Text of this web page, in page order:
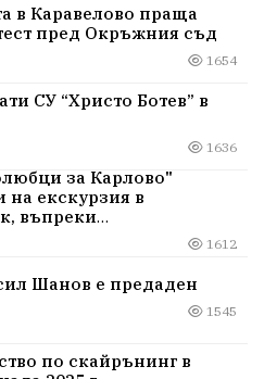
в Каравелово праща
пред Окръжния съд
1654
СУ “Христо Ботев” в
1636
за Карлово"
екскурзия в
въпреки
1612
Шанов е предаден
1545
по скайрънинг в